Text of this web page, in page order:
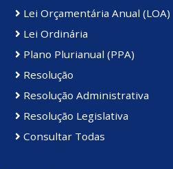
Lei Orçamentária Anual (LOA)
Lei Ordinária
Plano Plurianual (PPA)
Resolução
Resolução Administrativa
Resolução Legislativa
Consultar Todas